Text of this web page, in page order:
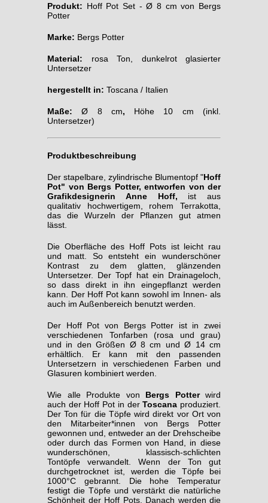
Produkt: Hoff Pot Set - Ø 8 cm von Bergs
Potter
Marke: Bergs Potter
Material: rosa Ton, dunkelrot glasierter
Untersetzer
hergestellt in: Toscana / Italien
Maße:Ø 8 cm, Höhe 10 cm (inkl.
Untersetzer)
Produktbeschreibung
Der stapelbare, zylindrische Blumentopf "Hoff
Pot" von Bergs Potter, entworfen von der
Grafikdesignerin Anne Hoff, ist aus
qualitativ hochwertigem, rohem Terrakotta,
das die Wurzeln der Pflanzen gut atmen
lässt.
Die Oberfläche des Hoff Pots ist leicht rau
und matt. So entsteht ein wunderschöner
Kontrast zu dem glatten, glänzenden
Untersetzer. Der Topf hat ein Drainageloch,
so dass direkt in ihn eingepflanzt werden
kann. Der Hoff Pot kann sowohl im Innen- als
auch im Außenbereich benutzt werden.
Der Hoff Pot von Bergs Potter ist in zwei
verschiedenen Tonfarben (rosa und grau)
und in den Größen Ø 8 cm und Ø 14 cm
erhältlich. Er kann mit den passenden
Untersetzern in verschiedenen Farben und
Glasuren kombiniert werden.
Wie alle Produkte von Bergs Potterwird
auch der Hoff Pot in derToscana produziert.
Der Ton für die Töpfe wird direkt vor Ort von
den Mitarbeiter*innen von Bergs Potter
gewonnen und, entweder an der Drehscheibe
oder durch das Formen von Hand, in diese
wunderschönen, klassisch-schlichten
Tontöpfe verwandelt. Wenn der Ton gut
durchgetrocknet ist, werden die Töpfe bei
1000°C gebrannt. Die hohe Temperatur
festigt die Töpfe und verstärkt die natürliche
Schönheit der Hoff Pots. Danach werden die